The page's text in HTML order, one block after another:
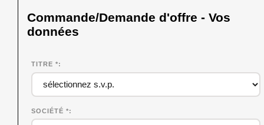
Commande/Demande d'offre - Vos
données
TITRE *
SOCIÉTÉ *